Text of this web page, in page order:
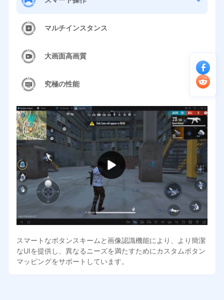
マルチインスタンス
大画面高画質
究極の性能
スマートなボタンスキームと画像認識機能により、より簡潔
なUIを提供し、異なるニーズを満たすためにカスタムボタン
マッピングをサポートしています。